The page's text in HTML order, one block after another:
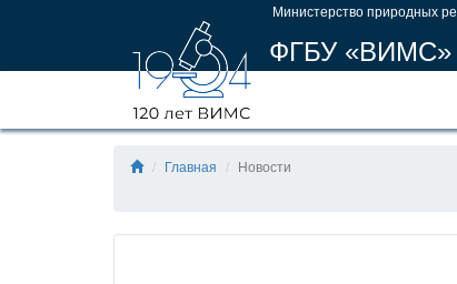
Министерство природных
ФГБУ «ВИМС»
Главная Новости